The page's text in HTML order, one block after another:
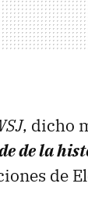
, dicho
de la
de